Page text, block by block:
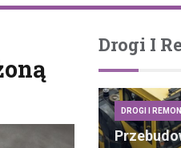
Drogi I
DROGI I